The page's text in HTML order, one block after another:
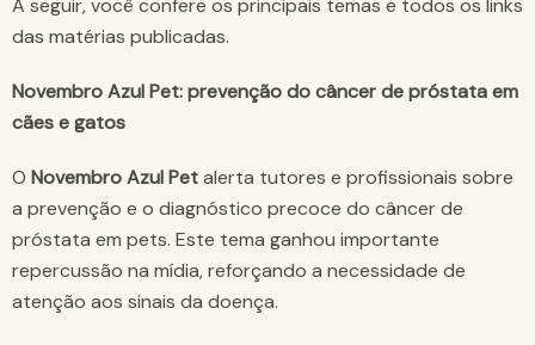
A seguir, você confere os principais temas e todos os links
das matérias publicadas.
Novembro Azul Pet: prevenção do câncer de próstata em
cães e gatos
O Novembro Azul Petalerta tutores e profissionais sobre
a prevenção e o diagnóstico precoce do câncer de
próstata em pets. Este tema ganhou importante
repercussão na mídia, reforçando a necessidade de
atenção aos sinais da doença.